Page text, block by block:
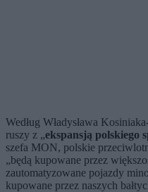
Według Władysława
ruszy z „ekspansją polskiego
szefa MON, polskie
„będą kupowane przez
zautomatyzowane pojazdy
kupowane przez naszych